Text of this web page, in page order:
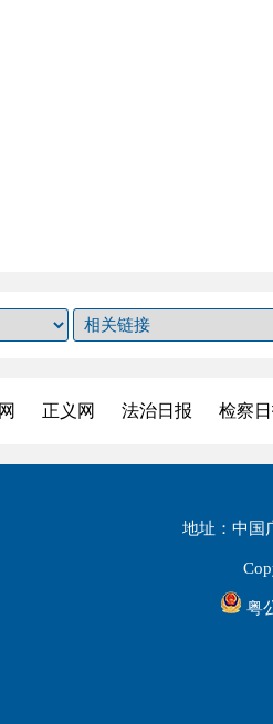
正义网 法治日报 检察
地址：中国
粤